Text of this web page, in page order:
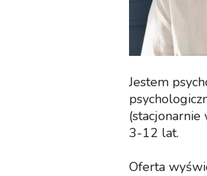
Jestem
3-12 lat.
Oferta